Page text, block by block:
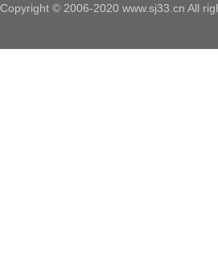
Copyright © 2006-2020 www.sj33.cn All